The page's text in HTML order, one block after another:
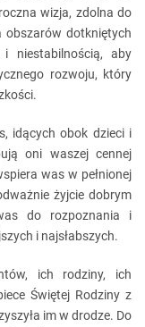
wizja, zdolna do
obszarów dotkniętych
i niestabilnością, aby
rozwoju, który
idących obok dzieci i
oni waszej cennej
was w pełnionej
żyjcie dobrym
do rozpoznania i
i najsłabszych.
ich rodziny, ich
Świętej Rodziny z
im w drodze. Do